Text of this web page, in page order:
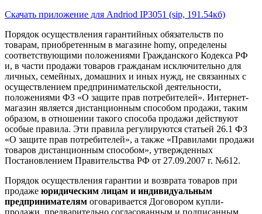
Скачать приложение для Andriod IP3051 (sip, 191.54кб)
Порядок осуществления гарантийных обязательств по
товарам, приобретенным в магазине homy, определены
соответствующими положениями Гражданского Кодекса РФ
и, в части продажи товаров гражданам исключительно для
личных, семейных, домашних и иных нужд, не связанных с
осуществлением предпринимательской деятельности,
положениями ФЗ «О защите прав потребителей». Интернет-
магазин является дистанционным способом продажи, таким
образом, в отношении такого способа продажи действуют
особые правила. Эти правила регулируются статьей 26.1 ФЗ
«О защите прав потребителей», а также «Правилами продажи
товаров дистанционным способом», утвержденных
Постановлением Правительства РФ от 27.09.2007 г. №612.
Порядок осуществления гарантии и возврата товаров при
продаже юридическим лицам и индивидуальным
предпринимателям оговаривается Договором купли-
продажи, предварительно согласованным и подписанным